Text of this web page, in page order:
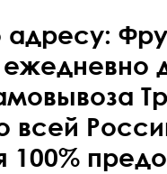
ежедневно
всей
100%